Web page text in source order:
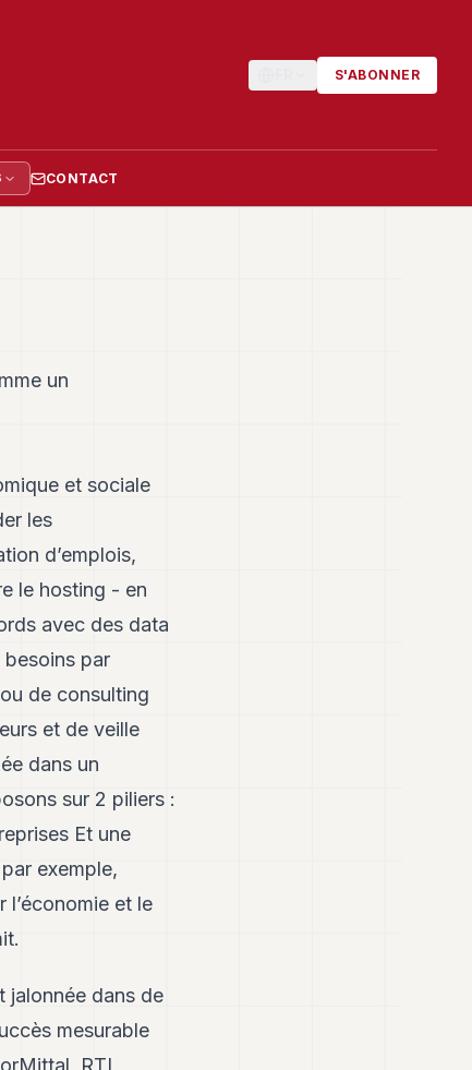
S'ABONNER
CONTACT
un
et sociale
les
d’emplois,
le hosting - en
avec des data
par
de consulting
et de veille
dans un
sur 2 piliers :
Et une
exemple,
l’économie et le
.
jalonnée dans de
mesurable
RTL